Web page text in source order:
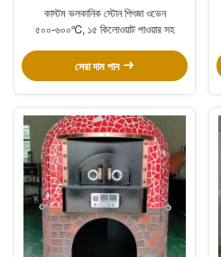
কাস্টম ভলকানিক স্টোন পিৎজা ওভেন
৫০০-৬০০℃, ১৫ কিলোওয়াট পাওয়ার সহ
সেরা দাম পান